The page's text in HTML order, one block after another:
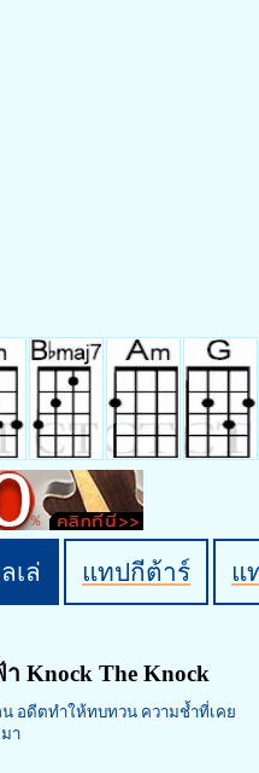
เล่ แทปกีต้าร์ แ
Knock The Knock
อดีตทำให้ทบทวน ความช้ำที่เคย
า